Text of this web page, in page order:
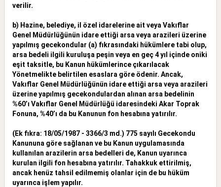
verilir.
b) Hazine, belediye, il özel idarelerine ait veya Vakıflar
Genel Müdürlüğünün idare ettiği arsa veya arazileri üzerine
yapılmış gecekondular (a) fıkrasındaki hükümlere tabi olup,
arsa bedeli ilgili kuruluşa peşin veya en geç 4 yıl içinde oniki
eşit taksitle, bu Kanun hükümlerince çıkarılacak
Yönetmelikte belirtilen esaslara göre ödenir. Ancak,
Vakıflar Genel Müdürlüğünün idare ettiği arsa veya arazileri
üzerine yapılmış gecekondulardan alınan arsa bedelinin
%60’ı Vakıflar Genel Müdürlüğü idaresindeki Akar Toprak
Fonuna, %40’ı da bu Kanunun fon hesabına yatırılır.
(Ek fıkra: 18/05/1987 - 3366/3 md.) 775 sayılı Gecekondu
Kanununa göre sağlanan ve bu Kanun uygulamasında
kullanılan arazilerin arsa bedelleri de, Kanun uyarınca
kurulan ilgili fon hesabına yatırılır. Tahakkuk ettirilmiş,
ancak henüz tahsil edilmemiş olanlar için de bu hüküm
uyarınca işlem yapılır.